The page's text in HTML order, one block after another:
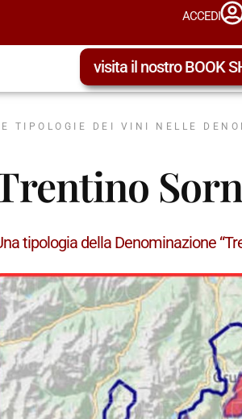
ACCEDI
visita il nostro BOOK
TIPOLOGIE DEI VINI NELLE
tipologia della Denominazione